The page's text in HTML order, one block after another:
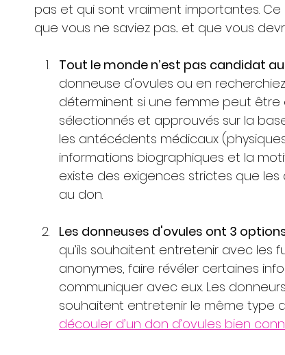
pas et qui sont vraiment importantes.
que vous ne saviez pas... et que vous
Tout le monde n’est pas candidat
donneuse d'ovules ou en
déterminent si une femme peut être
sélectionnés et approuvés sur la
les antécédents médicaux
informations biographiques et la
existe des exigences strictes que
au don.
Les donneuses d'ovules ont 3
qu’ils souhaitent entretenir avec les
anonymes, faire révéler certaines
communiquer avec eux. Les
souhaitent entretenir le même type
découler d’un don d’ovules bien